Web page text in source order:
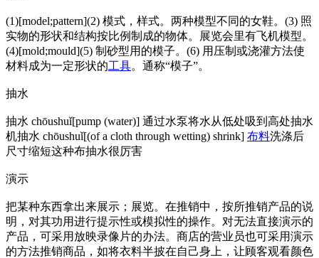
(1)[model;pattern](2) 模式，样式。两种模型不同的女鞋。(3) 照
实物的形状和结构按比例制成的物体。展览会里有飞机模型。
(4)[mold;mould](5) 制砂型用的模子。(6) 用压制或浇灌方法使
材料成为一定形状的工具。通称“模子”。
抽水
抽水 chōushuǐ[pump (water)] 通过水泵将水从低处吸到高处抽水
机抽水 chōushuǐ[(of a cloth through wetting) shrink] 布料洗涤后
尺寸缩短这种布抽水很厉害
演示
把某种东西拿出来展示；展览。在推销中，按所推销产品的说
明，对其功用进行提示性或模拟性的操作。对无法直接演示的
产品，可采用放映录像片的办法。商店的营业员也可采用演示
的方法推销商品，如将衣料半披在自己身上，让顾客观看颜色